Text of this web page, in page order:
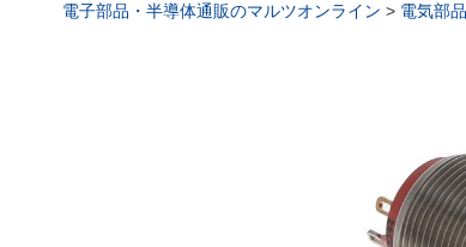
電子部品・半導体通販のマルツオンライン > 電気部品